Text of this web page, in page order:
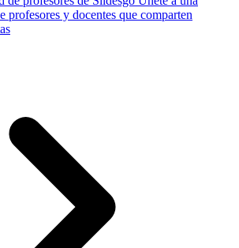
profesores y docentes que comparten